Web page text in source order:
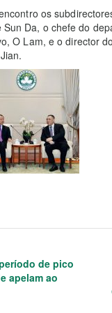
os
Da, o chefe do
O Lam, e o director
de pico
apelam ao